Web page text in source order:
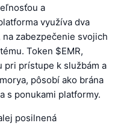
a
využíva dva
na zabezpečenie svojich
Token $EMR,
pri prístupe k službám a
pôsobí ako brána
s ponukami platformy.
posilnená